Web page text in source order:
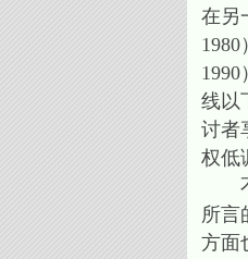
在另
线以
讨者
权低
不
所言
方面